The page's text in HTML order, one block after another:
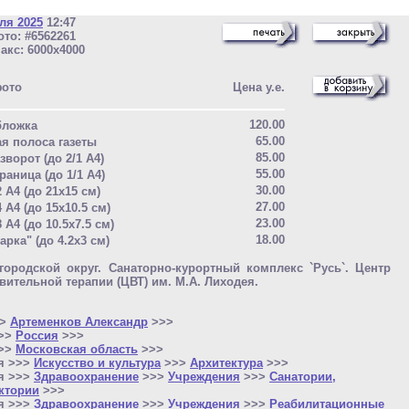
2025 12:47
#6562261
6000x4000
Цена у.е.
120.00
полоса газеты
65.00
(до 2/1 A4)
85.00
(до 1/1 A4)
55.00
A4 (до 21x15 см)
30.00
A4 (до 15x10.5 см)
27.00
A4 (до 10.5x7.5 см)
23.00
(до 4.2x3 см)
18.00
округ. Санаторно-курортный комплекс `Русь`. Центр
терапии (ЦВТ) им. М.А. Лиходея.
Артеменков Александр >>>
Россия >>>
Московская область >>>
>>> Искусство и культура >>> Архитектура >>>
>>> Здравоохранение >>> Учреждения >>> Санатории,
>>>
>>> Здравоохранение >>> Учреждения >>> Реабилитационные